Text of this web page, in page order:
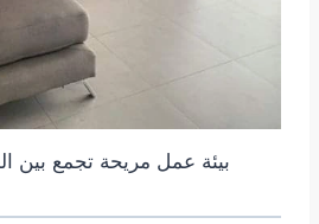
بيئة عمل مريحة تجمع بين